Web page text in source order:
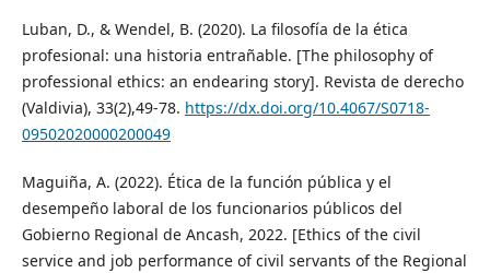
Luban, D., & Wendel, B. (2020). La filosofía de la ética
profesional: una historia entrañable. [The philosophy of
professional ethics: an endearing story]. Revista de derecho
(Valdivia), 33(2),49-78. https://dx.doi.org/10.4067/S0718-
09502020000200049
Maguiña, A. (2022). Ética de la función pública y el
desempeño laboral de los funcionarios públicos del
Gobierno Regional de Ancash, 2022. [Ethics of the civil
service and job performance of civil servants of the Regional